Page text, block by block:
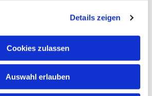
Details zeigen
Cookies zulassen
Auswahl erlauben